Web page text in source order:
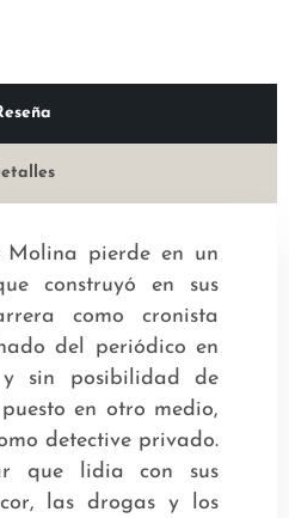
Molina pierde en un
construyó en sus
como cronista
del periódico en
sin posibilidad de
en otro medio,
detective privado.
que lidia con sus
las drogas y los